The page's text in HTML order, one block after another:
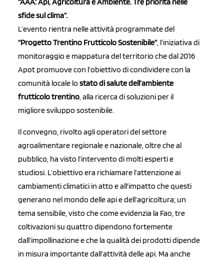
sfide sul clima”.
L’evento rientra nelle attività programmate del
“Progetto Trentino Frutticolo Sostenibile”, l’iniziativa di
monitoraggio e mappatura del territorio che dal 2016
Apot promuove con l’obiettivo di condividere con la
comunità locale lo stato di salute dell’ambiente
frutticolo trentino, alla ricerca di soluzioni per il
migliore sviluppo sostenibile.
Il convegno, rivolto agli operatori del settore
agroalimentare regionale e nazionale, oltre che al
pubblico, ha visto l’intervento di molti esperti e
studiosi. L’obiettivo era richiamare l’attenzione ai
cambiamenti climatici in atto e all'impatto che questi
generano nel mondo delle api e dell’agricoltura; un
tema sensibile, visto che come evidenzia la Fao, tre
coltivazioni su quattro dipendono fortemente
dall’impollinazione e che la qualità dei prodotti dipende
in misura importante dall’attività delle api. Ma anche